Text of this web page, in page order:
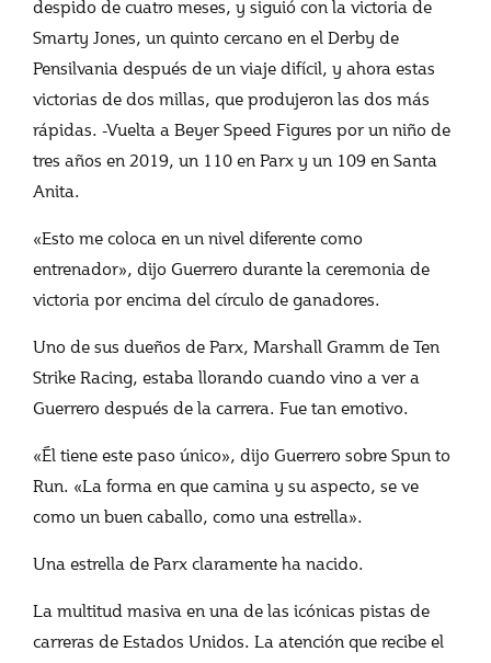
despido de cuatro meses, y siguió con la victoria de
Smarty Jones, un quinto cercano en el Derby de
Pensilvania después de un viaje difícil, y ahora estas
victorias de dos millas, que produjeron las dos más
rápidas. -Vuelta a Beyer Speed ​​Figures por un niño de
tres años en 2019, un 110 en Parx y un 109 en Santa
Anita.
«Esto me coloca en un nivel diferente como
entrenador», dijo Guerrero durante la ceremonia de
victoria por encima del círculo de ganadores.
Uno de sus dueños de Parx, Marshall Gramm de Ten
Strike Racing, estaba llorando cuando vino a ver a
Guerrero después de la carrera. Fue tan emotivo.
«Él tiene este paso único», dijo Guerrero sobre Spun to
Run. «La forma en que camina y su aspecto, se ve
como un buen caballo, como una estrella».
Una estrella de Parx claramente ha nacido.
La multitud masiva en una de las icónicas pistas de
carreras de Estados Unidos. La atención que recibe el